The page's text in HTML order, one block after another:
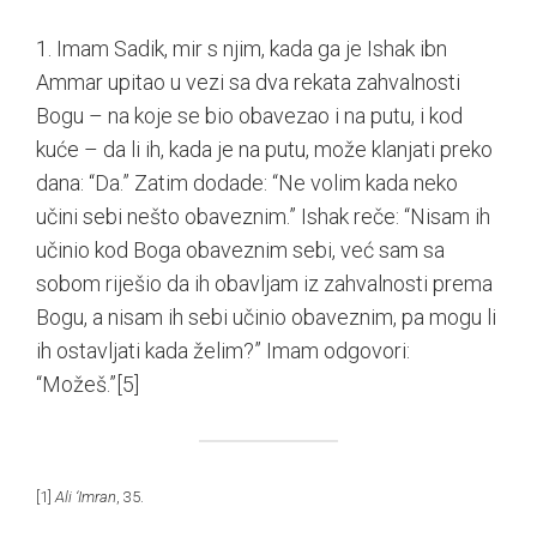
1. Imam Sadik, mir s njim, kada ga je Ishak ibn
Ammar upitao u vezi sa dva rekata zahvalnosti
Bogu – na koje se bio obavezao i na putu, i kod
kuće – da li ih, kada je na putu, može klanjati preko
dana: “Da.” Zatim dodade: “Ne volim kada neko
učini sebi nešto obaveznim.” Ishak reče: “Nisam ih
učinio kod Boga obaveznim sebi, već sam sa
sobom riješio da ih obavljam iz zahvalnosti prema
Bogu, a nisam ih sebi učinio obaveznim, pa mogu li
ih ostavljati kada želim?” Imam odgovori:
“Možeš.” [5]
[1] Ali ‘Imran, 35.